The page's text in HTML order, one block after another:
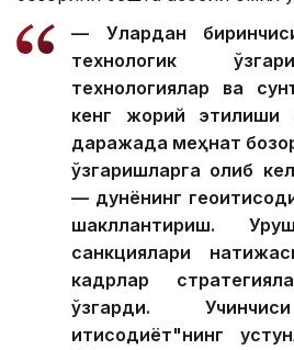
— Улардан
технологик
технологиялар ва
кенг жорий этилиши
даражада меҳнат
ўзгаришларга олиб
— дунёнинг
шакллантириш.
санкциялари
кадрлар
ўзгарди.
иқтисодиёт"нинг